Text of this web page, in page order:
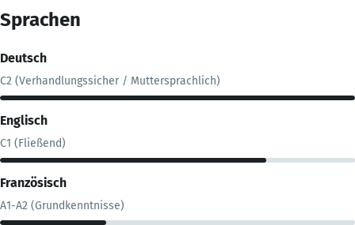
Sprachen
Deutsch
C2 (Verhandlungssicher / Muttersprachlich)
Englisch
C1 (Fließend)
Französisch
A1-A2 (Grundkenntnisse)